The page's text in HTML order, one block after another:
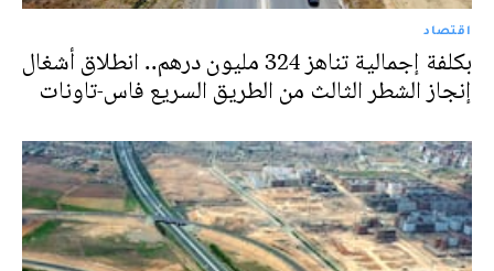
اقتصاد
بكلفة إجمالية تناهز 324 مليون درهم.. انطلاق أشغال
إنجاز الشطر الثالث من الطريق السريع فاس-تاونات